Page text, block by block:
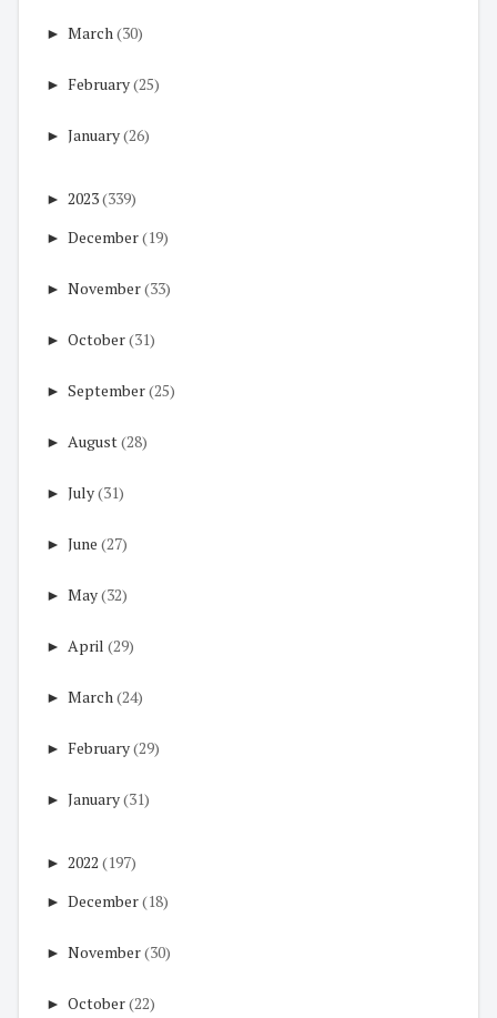
► March(30)
► February(25)
► January(26)
► 2023(339)
► December(19)
► November(33)
► October(31)
► September(25)
► August(28)
► July(31)
► June (27)
► May(32)
► April (29)
► March(24)
► February(29)
► January(31)
► 2022 (197)
► December(18)
► November(30)
► October(22)